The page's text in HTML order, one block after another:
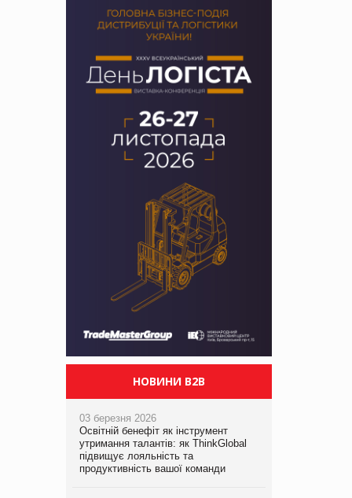
НОВИНИ B2B
03 березня 2026
Освітній бенефіт як інструмент
утримання талантів: як ThinkGlobal
підвищує лояльність та
продуктивність вашої команди